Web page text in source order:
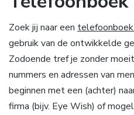
Zoek jij naar een
gebruik van de ontwikkelde
Zodoende tref je zonder
nummers en adressen van
beginnen met een (achter)
firma (bijv. Eye Wish) of